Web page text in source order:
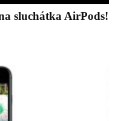
sluchátka AirPods!